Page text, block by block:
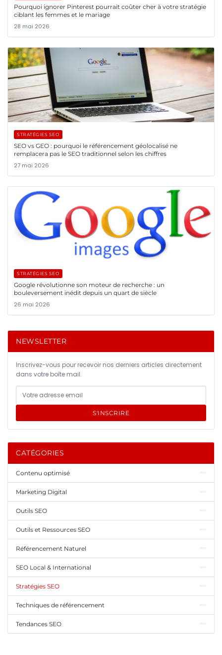
Pourquoi ignorer Pinterest pourrait coûter cher à votre stratégie
ciblant les femmes et le mariage
28 mai 2026
STRATÉGIES SEO
SEO vs GEO : pourquoi le référencement géolocalisé ne
remplacera pas le SEO traditionnel selon les chiffres
27 mai 2026
STRATÉGIES SEO
Google révolutionne son moteur de recherche : un
bouleversement inédit depuis un quart de siècle
26 mai 2026
NEWSLETTER
Inscrivez-vous pour recevoir nos derniers articles directement
dans votre boîte mail.
S'INSCRIRE
CATÉGORIES
Contenu optimisé
Marketing Digital
Outils SEO
Outils et Ressources SEO
Référencement Naturel
SEO Local & International
Stratégies SEO
Techniques de référencement
Tendances SEO